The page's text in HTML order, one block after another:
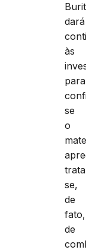
dará
às
para
se
o
se,
de
fato,
de